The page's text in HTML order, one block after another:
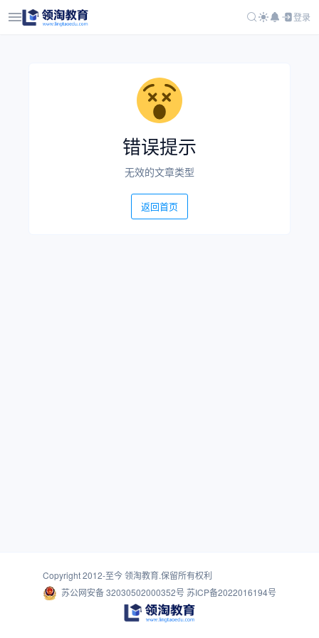
登录
错误提示
无效的文章类型
返回首页
Copyright 2012-至今领淘教育.保留所有权利
苏公网安备 32030502000352号 苏ICP备2022016194号